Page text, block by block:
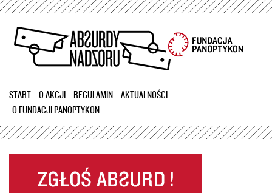
Przejdź
treści
START O AKCJI REGULAMIN
AKTUALNOŚCI
O FUNDACJI PANOPTYKON